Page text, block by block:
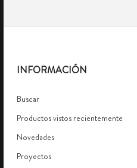
INFORMACIÓN
Buscar
Productos vistos recientemente
Novedades
Proyectos